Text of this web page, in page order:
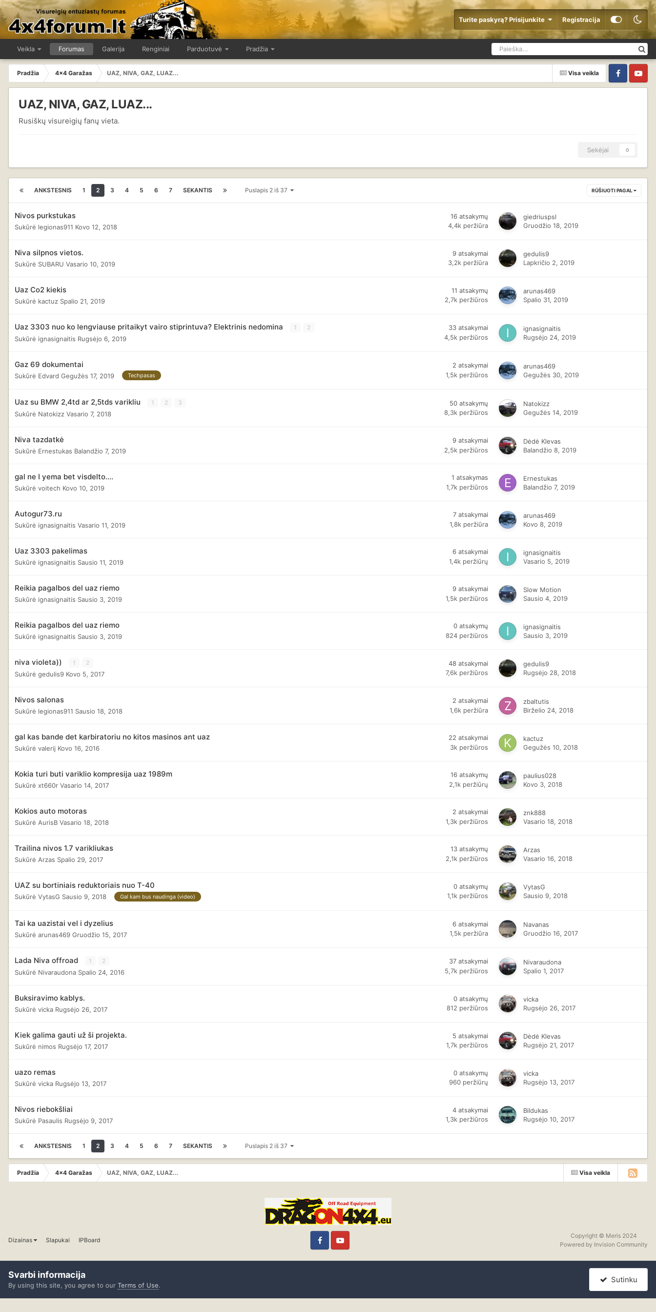
Turite paskyrą? Prisijunkite Registracija
Veikla Forumas Galerija Renginiai Parduotuvė Pradžia
Visa veikla
Pradžia 4x4 Garažas UAZ, NIVA, GAZ, LUAZ...
FacebookYouTube
UAZ, NIVA, GAZ, LUAZ...
Rusiškų visureigių fanų vieta.
Sekėjai 0
RŪŠIUOTI PAGAL
ANKSTESNIS 1 2 3 4 5 6 7 SEKANTIS Puslapis 2 iš 37
Nivos purkstukas
Sukūrė legionas911 Kovo 12, 2018
16 atsakymų
4,4k peržiūra
giedriuspsl
Gruodžio 18, 2019
Niva silpnos vietos.
Sukūrė SUBARU Vasario 10, 2019
9 atsakymai
3,2k peržiūra
gedulis9
Lapkričio 2, 2019
Uaz Co2 kiekis
Sukūrė kactuz Spalio 21, 2019
11 atsakymų
2,7k peržiūros
arunas469
Spalio 31, 2019
Uaz 3303 nuo ko lengviause pritaikyt vairo stiprintuva? Elektrinis nedomina 1 2
Sukūrė ignasignaitis Rugsėjo 6, 2019
33 atsakymai
4,5k peržiūros
ignasignaitis
Rugsėjo 24, 2019
Gaz 69 dokumentai
Sukūrė Edvard Gegužės 17, 2019 Techpasas
2 atsakymai
1,5k peržiūros
arunas469
Gegužės 30, 2019
Uaz su BMW 2,4td ar 2,5tds varikliu 1 2 3
Sukūrė Natokizz Vasario 7, 2018
50 atsakymų
8,3k peržiūros
Natokizz
Gegužės 14, 2019
Niva tazdatkė
Sukūrė Ernestukas Balandžio 7, 2019
9 atsakymai
2,5k peržiūros
Dėdė Klevas
Balandžio 8, 2019
gal ne I yema bet visdelto....
Sukūrė voitech Kovo 10, 2019
1 atsakymas
1,7k peržiūros
Ernestukas
Balandžio 7, 2019
Autogur73.ru
Sukūrė ignasignaitis Vasario 11, 2019
7 atsakymai
1,8k peržiūra
arunas469
Kovo 8, 2019
Uaz 3303 pakelimas
Sukūrė ignasignaitis Sausio 11, 2019
6 atsakymai
1,4k peržiūrų
ignasignaitis
Vasario 5, 2019
Reikia pagalbos del uaz riemo
Sukūrė ignasignaitis Sausio 3, 2019
9 atsakymai
1,5k peržiūros
Slow Motion
Sausio 4, 2019
Reikia pagalbos del uaz riemo
Sukūrė ignasignaitis Sausio 3, 2019
0 atsakymų
824 peržiūros
ignasignaitis
Sausio 3, 2019
niva violeta)) 1 2
Sukūrė gedulis9 Kovo 5, 2017
48 atsakymai
7,6k peržiūros
gedulis9
Rugsėjo 28, 2018
Nivos salonas
Sukūrė legionas911 Sausio 18, 2018
2 atsakymai
1,6k peržiūra
zbaltutis
Birželio 24, 2018
gal kas bande det karbiratoriu no kitos masinos ant uaz
Sukūrė valerij Kovo 16, 2016
22 atsakymai
3k peržiūros
kactuz
Gegužės 10, 2018
Kokia turi buti variklio kompresija uaz 1989m
Sukūrė xt660r Vasario 14, 2017
16 atsakymų
2,1k peržiūrų
paulius028
Kovo 3, 2018
Kokios auto motoras
Sukūrė AurisB Vasario 18, 2018
2 atsakymai
1,3k peržiūros
znk888
Vasario 18, 2018
Trailina nivos 1.7 varikliukas
Sukūrė Arzas Spalio 29, 2017
13 atsakymų
2,1k peržiūros
Arzas
Vasario 16, 2018
UAZ su bortiniais reduktoriais nuo T-40
Sukūrė VytasG Sausio 9, 2018 Gal kam bus naudinga (video)
0 atsakymų
1,1k peržiūros
VytasG
Sausio 9, 2018
Tai ka uazistai vel i dyzelius
Sukūrė arunas469 Gruodžio 15, 2017
6 atsakymai
1,5k peržiūra
Navanas
Gruodžio 16, 2017
Lada Niva offroad 1 2
Sukūrė Nivaraudona Spalio 24, 2016
37 atsakymai
5,7k peržiūros
Nivaraudona
Spalio 1, 2017
Buksiravimo kablys.
Sukūrė vicka Rugsėjo 26, 2017
0 atsakymų
812 peržiūros
vicka
Rugsėjo 26, 2017
Kiek galima gauti už ši projekta.
Sukūrė nimos Rugsėjo 17, 2017
5 atsakymai
1,7k peržiūros
Dėdė Klevas
Rugsėjo 21, 2017
uazo remas
Sukūrė vicka Rugsėjo 13, 2017
0 atsakymų
960 peržiūrų
vicka
Rugsėjo 13, 2017
Nivos riebokšliai
Sukūrė Pasaulis Rugsėjo 9, 2017
4 atsakymai
1,3k peržiūros
Bildukas
Rugsėjo 10, 2017
ANKSTESNIS 1 2 3 4 5 6 7 SEKANTIS Puslapis 2 iš 37
Visa veikla
Pradžia 4x4 Garažas UAZ, NIVA, GAZ, LUAZ...
Dizainas Slapukai IPBoard
FacebookYouTube
Copyright © Meris 2024
Powered by Invision Community
Svarbi informacija
By using this site, you agree to our Terms of Use.
Sutinku